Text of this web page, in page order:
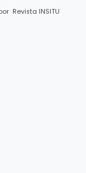
Revista INSITU